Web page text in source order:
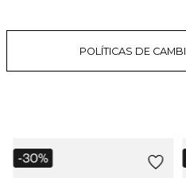
POLÍTICAS DE